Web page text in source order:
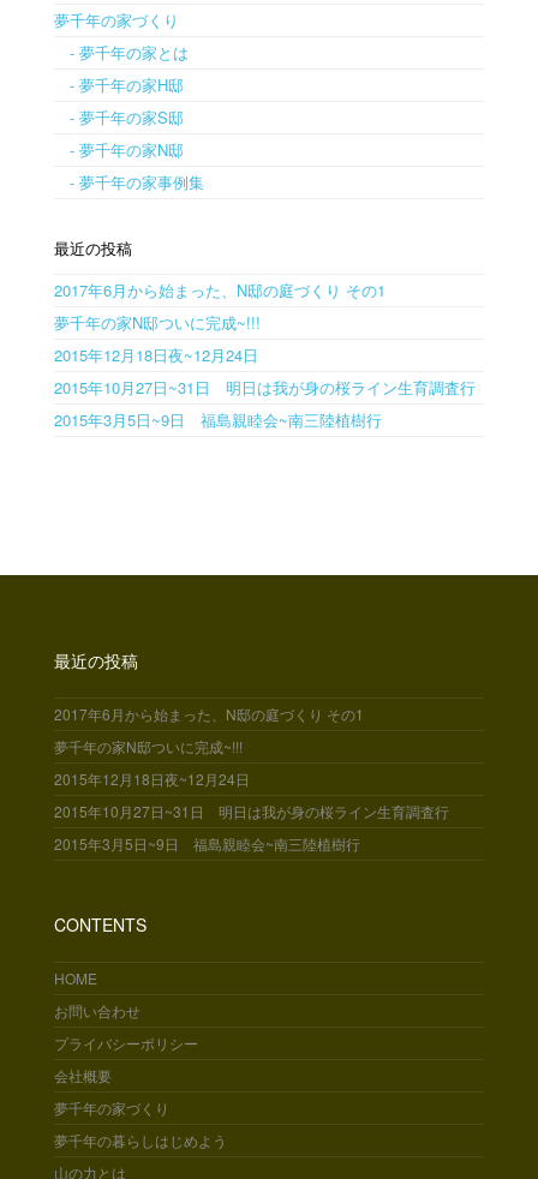
夢千年の家づくり
- 夢千年の家とは
- 夢千年の家H邸
- 夢千年の家S邸
- 夢千年の家N邸
- 夢千年の家事例集
最近の投稿
2017年6月から始まった、N邸の庭づくり その1
夢千年の家N邸ついに完成~!!!
2015年12月18日夜~12月24日
2015年10月27日~31日 明日は我が身の桜ライン生育調査行
2015年3月5日~9日 福島親睦会~南三陸植樹行
最近の投稿
2017年6月から始まった、N邸の庭づくり その1
夢千年の家N邸ついに完成~!!!
2015年12月18日夜~12月24日
2015年10月27日~31日 明日は我が身の桜ライン生育調査行
2015年3月5日~9日 福島親睦会~南三陸植樹行
CONTENTS
HOME
お問い合わせ
プライバシーポリシー
会社概要
夢千年の家づくり
夢千年の暮らしはじめよう
山の力とは